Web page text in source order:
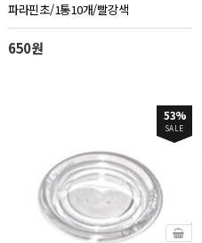
파라핀초/1통10개/빨강색
650원
53%
SALE